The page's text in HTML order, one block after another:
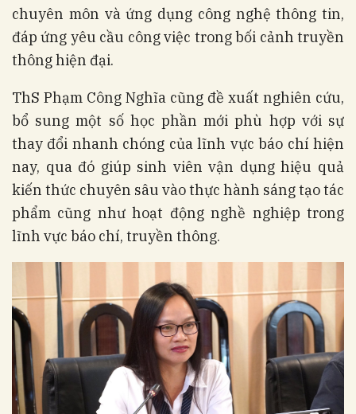
chuyên môn và ứng dụng công nghệ thông tin,
đáp ứng yêu cầu công việc trong bối cảnh truyền
thông hiện đại.
ThS Phạm Công Nghĩa cũng đề xuất nghiên cứu,
bổ sung một số học phần mới phù hợp với sự
thay đổi nhanh chóng của lĩnh vực báo chí hiện
nay, qua đó giúp sinh viên vận dụng hiệu quả
kiến thức chuyên sâu vào thực hành sáng tạo tác
phẩm cũng như hoạt động nghề nghiệp trong
lĩnh vực báo chí, truyền thông.